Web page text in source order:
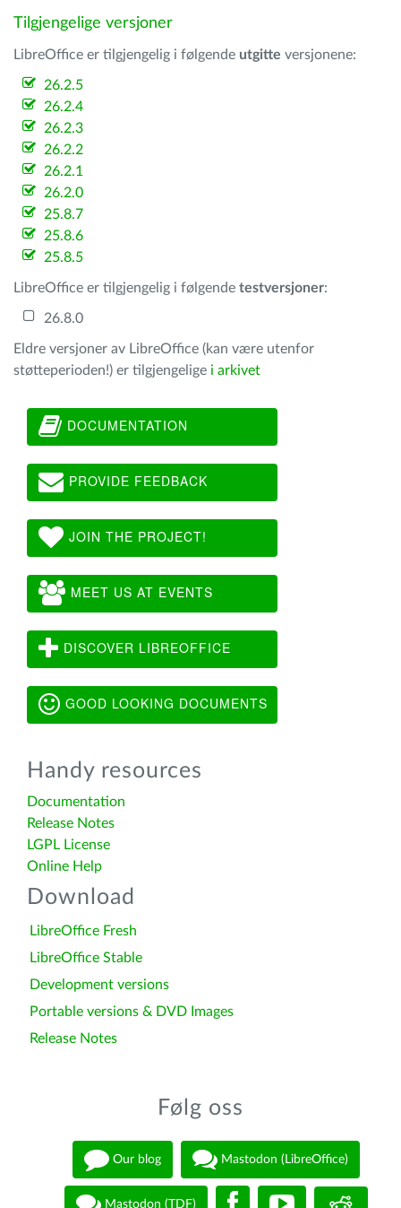
Tilgjengelige versjoner
LibreOffice er tilgjengelig i følgende utgitte versjonene:
26.2.5
26.2.4
26.2.3
26.2.2
26.2.1
26.2.0
25.8.7
25.8.6
25.8.5
LibreOffice er tilgjengelig i følgende testversjoner:
26.8.0
Eldre versjoner av LibreOffice (kan være utenfor
støtteperioden!) er tilgjengelige i arkivet
DOCUMENTATION
PROVIDE FEEDBACK
JOIN THE PROJECT!
MEET US AT EVENTS
DISCOVER LIBREOFFICE
GOOD LOOKING DOCUMENTS
Handy resources
Documentation
Release Notes
LGPL License
Online Help
Download
LibreOffice Fresh
LibreOffice Stable
Development versions
Portable versions & DVD Images
Release Notes
Følg oss
Our blog Mastodon (LibreOffice)
Mastodon (TDF)